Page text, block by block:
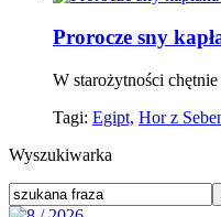
Prorocze sny
W starożytności
Tagi: Egipt, Hor z
Wyszukiwarka